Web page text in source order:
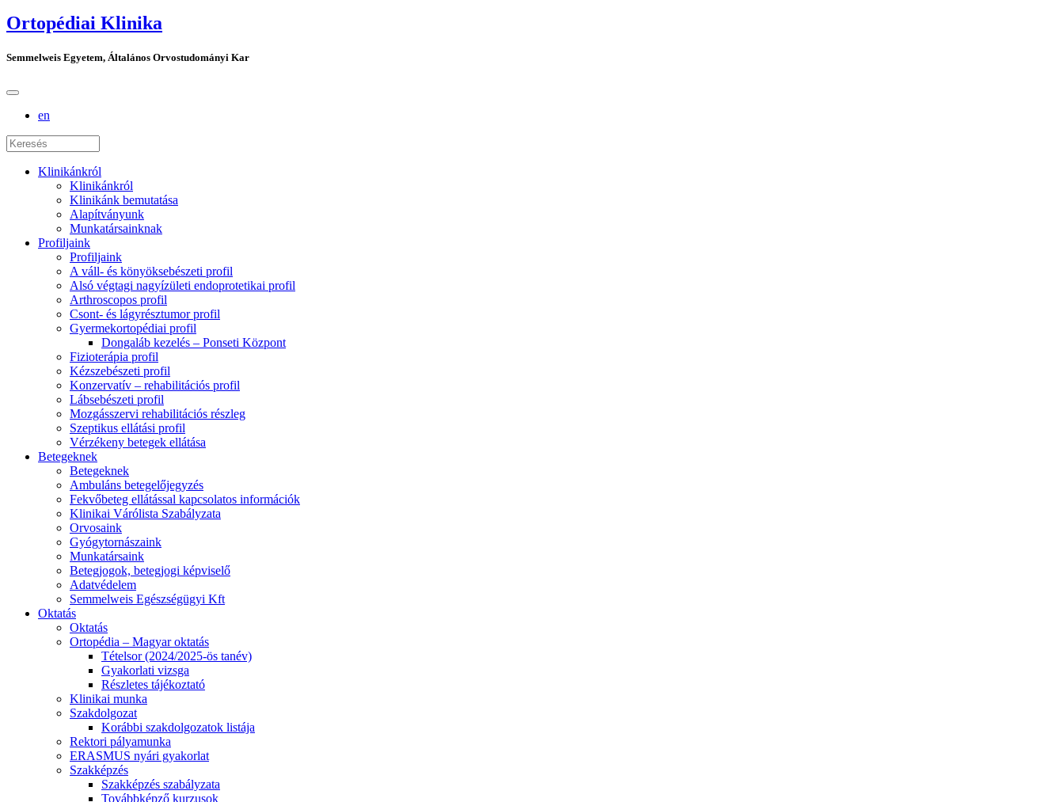
Ortopédiai Klinika
Semmelweis Egyetem, Általános Orvostudományi Kar
en
Klinikánkról
Klinikánkról
Klinikánk bemutatása
Alapítványunk
Munkatársainknak
Profiljaink
Profiljaink
A váll- és könyöksebészeti profil
Alsó végtagi nagyízületi endoprotetikai profil
Arthroscopos profil
Csont- és lágyrésztumor profil
Gyermekortopédiai profil
Dongaláb kezelés – Ponseti Központ
Fizioterápia profil
Kézszebészeti profil
Konzervatív – rehabilitációs profil
Lábsebészeti profil
Mozgásszervi rehabilitációs részleg
Szeptikus ellátási profil
Vérzékeny betegek ellátása
Betegeknek
Betegeknek
Ambuláns betegelőjegyzés
Fekvőbeteg ellátással kapcsolatos információk
Klinikai Várólista Szabályzata
Orvosaink
Gyógytornászaink
Munkatársaink
Betegjogok, betegjogi képviselő
Adatvédelem
Semmelweis Egészségügyi Kft
Oktatás
Oktatás
Ortopédia – Magyar oktatás
Tételsor (2024/2025-ös tanév)
Gyakorlati vizsga
Részletes tájékoztató
Klinikai munka
Szakdolgozat
Korábbi szakdolgozatok listája
Rektori pályamunka
ERASMUS nyári gyakorlat
Szakképzés
Szakképzés szabályzata
Továbbképző kurzusok